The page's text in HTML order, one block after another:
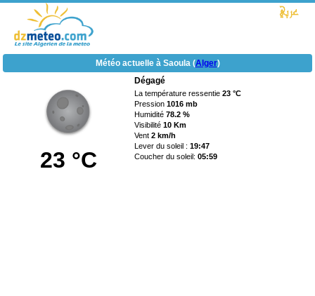
Météo actuelle à Saoula (Alger)
23 °C
Dégagé
La température ressentie23 °C
Pression1016 mb
Humidité78.2 %
Visibilité10 Km
Vent2 km/h
Lever du soleil :19:47
Coucher du soleil:05:59